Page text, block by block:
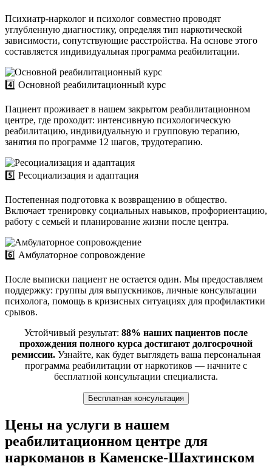
Психиатр-нарколог и психолог совместно проводят
углубленную диагностику, определяя тип наркотической
зависимости, сопутствующие расстройства. На основе этого
составляется индивидуальная программа реабилитации.
4️⃣ Основной реабилитационный курс
Пациент проживает в нашем закрытом реабилитационном
центре, где проходит: интенсивную психологическую
реабилитацию, индивидуальную и групповую терапию,
занятия по программе 12 шагов, трудотерапию.
5️⃣ Ресоциализация и адаптация
Постепенная подготовка к возвращению в общество.
Включает тренировку социальных навыков, профориентацию,
работу с семьей и планирование жизни после центра.
6️⃣ Амбулаторное сопровождение
После выписки пациент не остается один. Мы предоставляем
поддержку: группы для выпускников, личные консультации
психолога, помощь в кризисных ситуациях для профилактики
срывов.
Устойчивый результат: 88% наших пациентов после
прохождения полного курса достигают долгосрочной
ремиссии. Узнайте, как будет выглядеть ваша персональная
программа реабилитации от наркотиков — начните с
бесплатной консультации специалиста.
Бесплатная консультация
Цены на услуги в нашем
реабилитационном центре для
наркоманов в Каменске-Шахтинском